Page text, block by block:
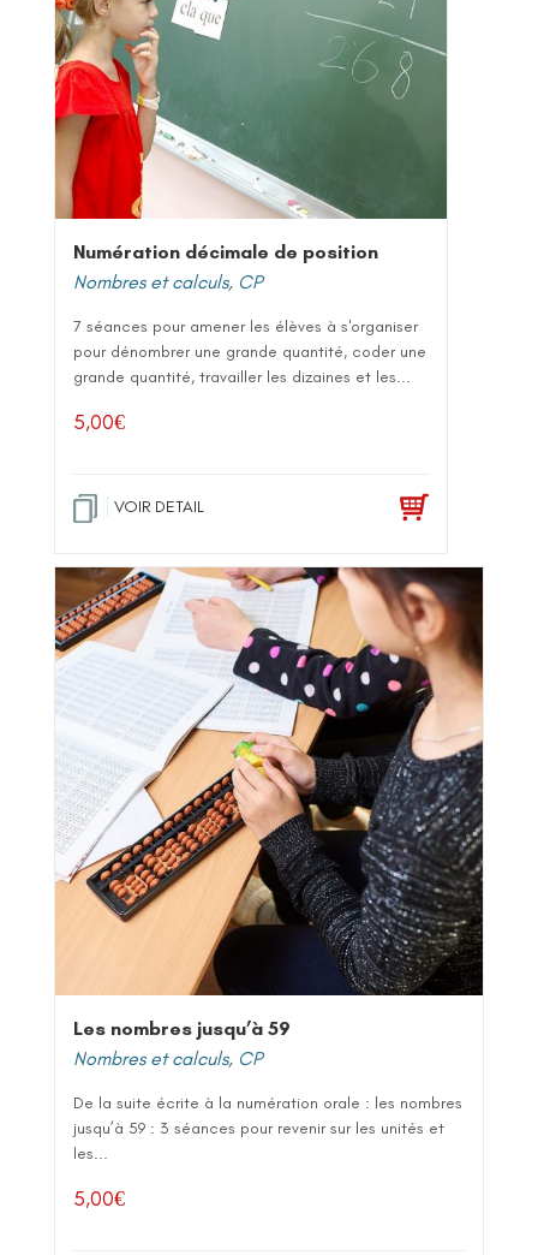
Numération décimale de position
Nombres et calculs, CP
7 séances pour amener les élèves à s'organiser
pour dénombrer une grande quantité, coder une
grande quantité, travailler les dizaines et les...
5,00€
VOIR DETAIL
Les nombres jusqu’à 59
Nombres et calculs, CP
De la suite écrite à la numération orale : les nombres
jusqu’à 59 : 3 séances pour revenir sur les unités et
les...
5,00€